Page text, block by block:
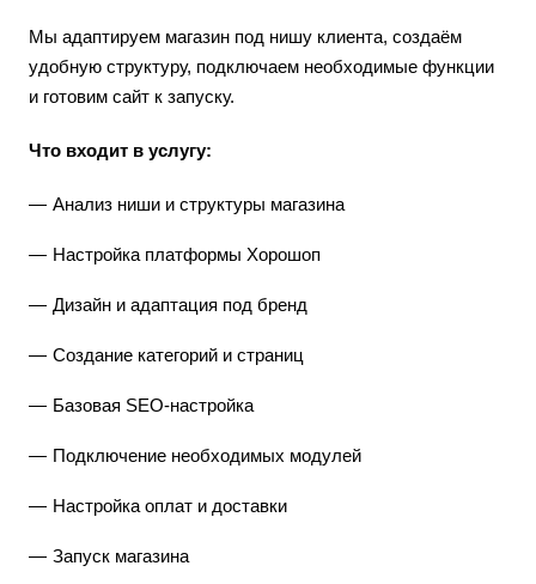
Мы адаптируем магазин под нишу клиента, создаём
удобную структуру, подключаем необходимые функции
и готовим сайт к запуску.
Что входит в услугу:
Анализ ниши и структуры магазина
Настройка платформы Хорошоп
Дизайн и адаптация под бренд
Создание категорий и страниц
Базовая SEO-настройка
Подключение необходимых модулей
Настройка оплат и доставки
Запуск магазина